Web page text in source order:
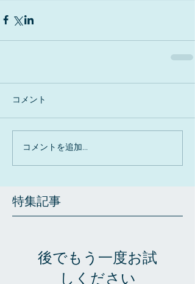
コメント
コメントを追加…
特集記事
後でもう一度お試
しください